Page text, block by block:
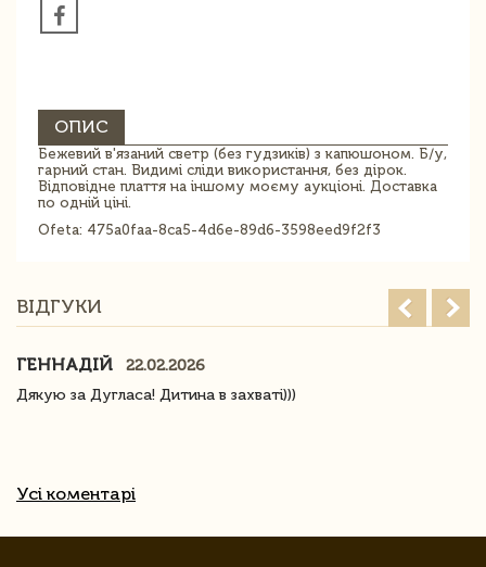
ОПИС
Бежевий в'язаний светр (без гудзиків) з капюшоном. Б/у,
гарний стан. Видимі сліди використання, без дірок.
Відповідне плаття на іншому моєму аукціоні. Доставка
по одній ціні.
Ofeta: 475a0faa-8ca5-4d6e-89d6-3598eed9f2f3
ВІДГУКИ
ГЕННАДІЙ
22.02.2026
Дякую за Дугласа! Дитина в захваті)))
Усі коментарі